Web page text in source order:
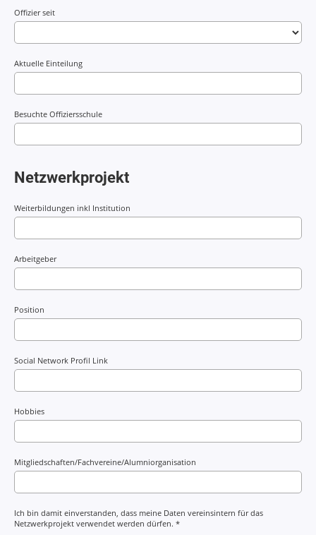
Offizier seit
Aktuelle Einteilung
Besuchte Offiziersschule
Netzwerkprojekt
Weiterbildungen inkl Institution
Arbeitgeber
Position
Social Network Profil Link
Hobbies
Mitgliedschaften/Fachvereine/Alumniorganisation
Ich bin damit einverstanden, dass meine Daten vereinsintern für das
Netzwerkprojekt verwendet werden dürfen. *